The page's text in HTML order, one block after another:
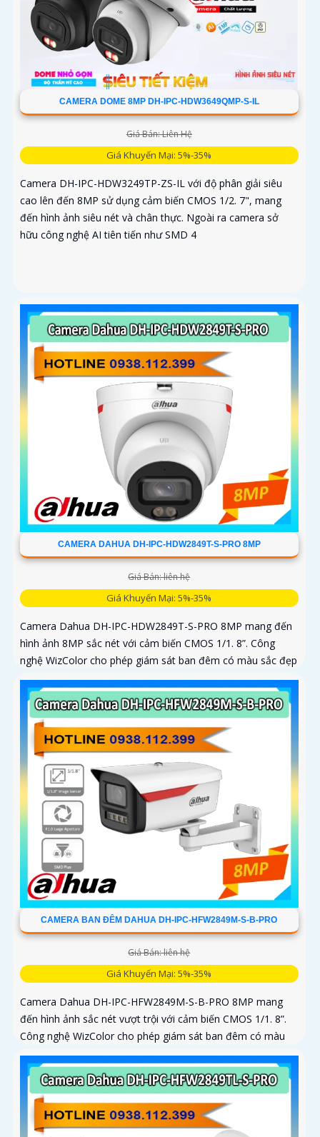
CAMERA DOME 8MP DH-IPC-HDW3649QMP-S-IL
Giá Bán: Liên Hệ
Giá Khuyến Mại: 5%-35%
Camera DH-IPC-HDW3249TP-ZS-IL với độ phân giải siêu
cao lên đến 8MP sử dụng cảm biến CMOS 1/2. 7", mang
đến hình ảnh siêu nét và chân thực. Ngoài ra camera sở
hữu công nghệ AI tiên tiến như SMD 4
CAMERA DAHUA DH-IPC-HDW2849T-S-PRO 8MP
Giá Bán: liên hệ
Giá Khuyến Mại: 5%-35%
Camera Dahua DH-IPC-HDW2849T-S-PRO 8MP mang đến
hình ảnh 8MP sắc nét với cảm biến CMOS 1/1. 8”. Công
nghệ WizColor cho phép giám sát ban đêm có màu sắc đẹp
và chân thực
CAMERA BAN ĐÊM DAHUA DH-IPC-HFW2849M-S-B-PRO
Giá Bán: liên hệ
Giá Khuyến Mại: 5%-35%
Camera Dahua DH-IPC-HFW2849M-S-B-PRO 8MP mang
đến hình ảnh sắc nét vượt trội với cảm biến CMOS 1/1. 8”.
Công nghệ WizColor cho phép giám sát ban đêm có màu
sắc đẹp và chân thực